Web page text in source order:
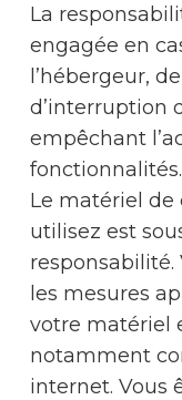
La
engagée en
l’hébergeur,
d’interruption
empêchant
fonctionnalités.
Le matériel de
utilisez est
les mesures
votre matériel
notamment
internet. Vous